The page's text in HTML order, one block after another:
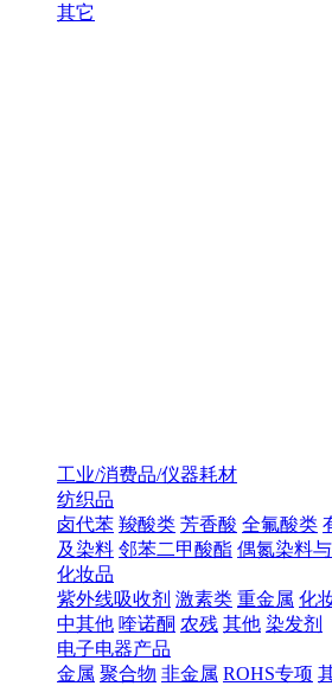
其它
工业/消费品/仪器耗材
纺织品
卤代苯 羧酸类 芳香酸 全氟酸类
及染料 邻苯二甲酸酯 偶氮染料
化妆品
紫外线吸收剂 激素类 重金属 化
中其他 喹诺酮 农残 其他 染发剂
电子电器产品
金属 聚合物 非金属 ROHS专项